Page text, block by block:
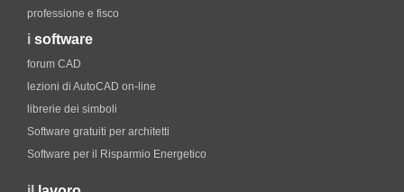
professione e fisco
i software
forum CAD
lezioni di AutoCAD on-line
librerie dei simboli
Software gratuiti per architetti
Software per il Risparmio Energetico